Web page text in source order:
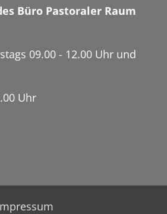
Büro Pastoraler Raum
09.00 - 12.00 Uhr und
Uhr